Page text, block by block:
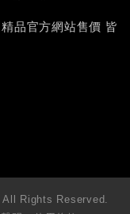
品官方網站售價 皆
Rights Reserved.